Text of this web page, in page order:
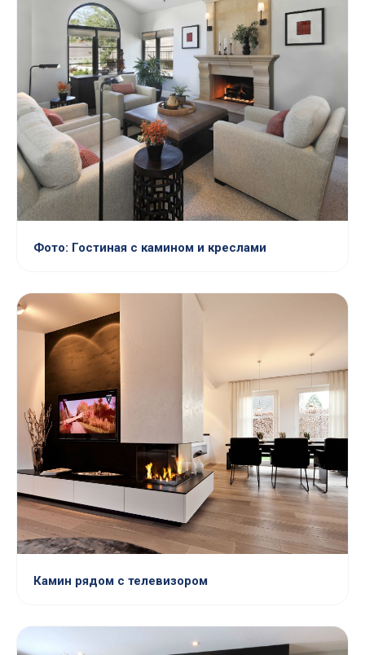
Фото: Гостиная с камином и креслами
Камин рядом с телевизором